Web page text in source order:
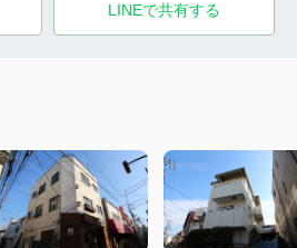
LINEで共有する